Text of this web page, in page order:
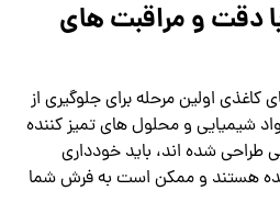
دقت و مراقبت های
کاغذی اولین مرحله برای جلوگیری از
شیمیایی و محلول های تمیز کننده
شده اند، باید خودداری
هستند و ممکن است به فرش شما